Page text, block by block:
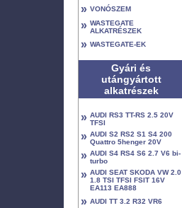
» VONÓSZEM
» WASTEGATE
ALKATRÉSZEK
» WASTEGATE-EK
Gyári és
utángyártott
alkatrészek
» AUDI RS3 TT-RS 2.5 20V
TFSI
» AUDI S2 RS2 S1 S4 200
Quattro 5henger 20V
» AUDI S4 RS4 S6 2.7 V6 bi-
turbo
» AUDI SEAT SKODA VW 2.0
1.8 TSI TFSI FSIT 16V
EA113 EA888
» AUDI TT 3.2 R32 VR6